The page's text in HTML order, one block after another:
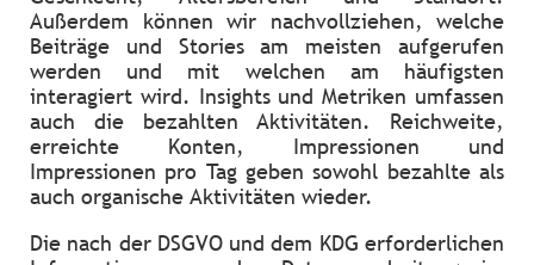
Außerdem können wir nachvollziehen, welche
Beiträge und Stories am meisten aufgerufen
werden und mit welchen am häufigsten
interagiert wird. Insights und Metriken umfassen
auch die bezahlten Aktivitäten. Reichweite,
erreichte Konten, Impressionen und
Impressionen pro Tag geben sowohl bezahlte als
auch organische Aktivitäten wieder.
Die nach der DSGVO und dem KDG erforderlichen